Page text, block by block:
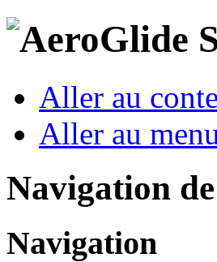
Aller au
Aller au
Navigation
Navigation